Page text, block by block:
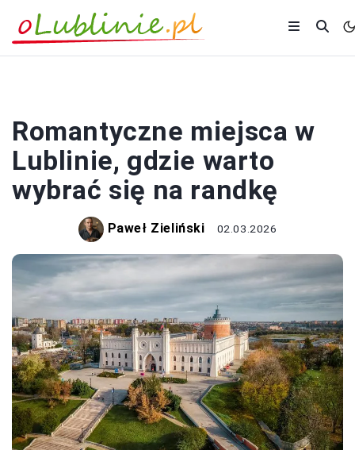
Romantyczne miejsca w
Lublinie, gdzie warto
wybrać się na randkę
Paweł Zieliński 02.03.2026